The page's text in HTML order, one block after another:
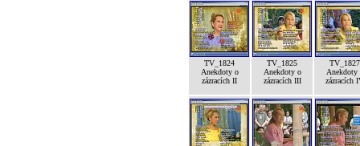
TV_1824
Anekdoty o
zázracích II
TV_1825
Anekdoty o
zázracích III
TV_1827
Anekdoty
zázracích